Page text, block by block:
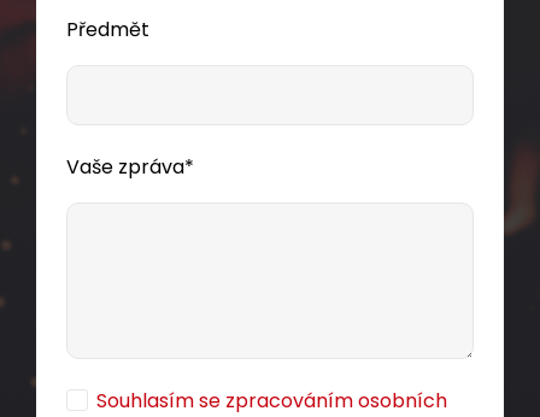
Předmět
Vaše zpráva*
Souhlasím se zpracováním osobních